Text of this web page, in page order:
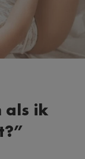
als ik